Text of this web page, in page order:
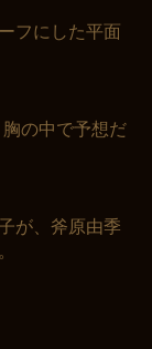
フにした平面
の中で予想だ
が、斧原由季